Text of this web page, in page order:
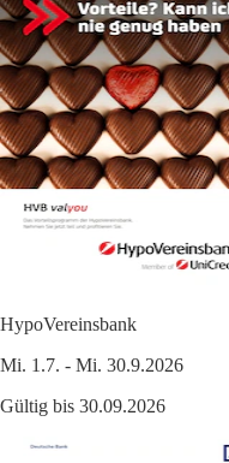
HypoVereinsbank
Mi. 1.7. - Mi. 30.9.2026
Gültig bis 30.09.2026